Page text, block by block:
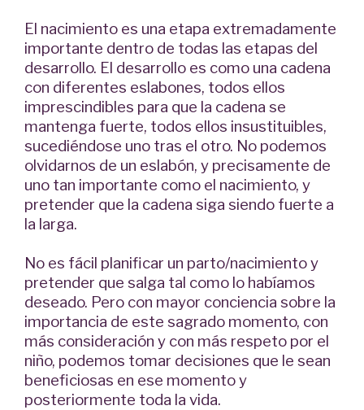
El nacimiento es una etapa extremadamente
importante dentro de todas las etapas del
desarrollo. El desarrollo es como una cadena
con diferentes eslabones, todos ellos
imprescindibles para que la cadena se
mantenga fuerte, todos ellos insustituibles,
sucediéndose uno tras el otro. No podemos
olvidarnos de un eslabón, y precisamente de
uno tan importante como el nacimiento, y
pretender que la cadena siga siendo fuerte a
la larga.
No es fácil planificar un parto/nacimiento y
pretender que salga tal como lo habíamos
deseado. Pero con mayor conciencia sobre la
importancia de este sagrado momento, con
más consideración y con más respeto por el
niño, podemos tomar decisiones que le sean
beneficiosas en ese momento y
posteriormente toda la vida.